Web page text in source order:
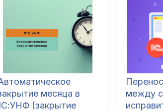
месяца в
(закрытие
между